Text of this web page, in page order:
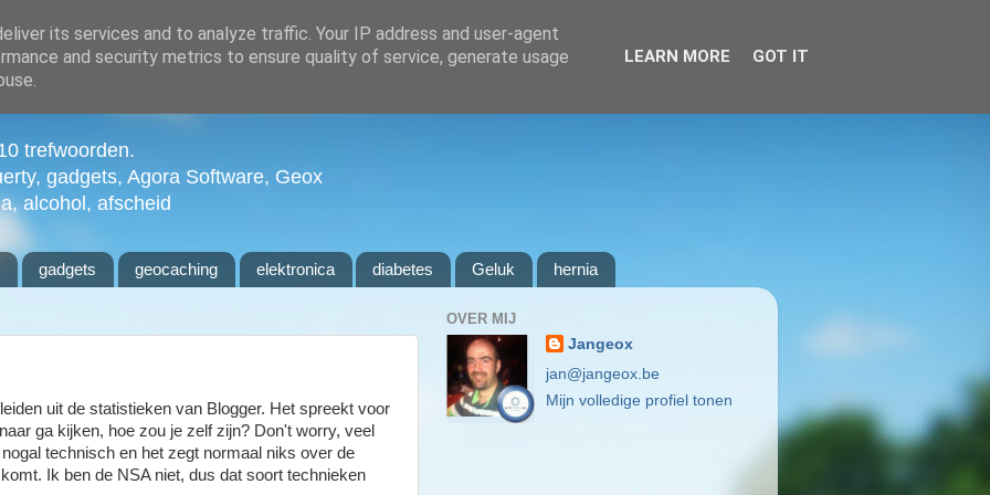
trefwoorden.
gadgets, Agora Software, Geox
alcohol, afscheid
gadgets geocaching elektronica diabetes Geluk hernia
uit de statistieken van Blogger. Het spreekt voor
ga kijken, hoe zou je zelf zijn? Don't worry, veel
technisch en het zegt normaal niks over de
Ik ben de NSA niet, dus dat soort technieken
OVER MIJ
Jangeox
jan@jangeox.be
Mijn volledige profiel tonen
its services and to analyze traffic. Your IP address and user-agent
and security metrics to ensure quality of service, generate usage
LEARN MORE GOT IT